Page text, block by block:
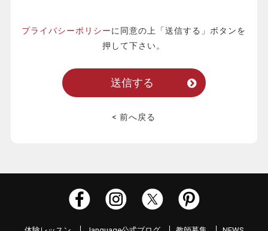
プライバシーポリシーに同意の上「送信する」ボタンを
押して下さい。
< 前へ戻る